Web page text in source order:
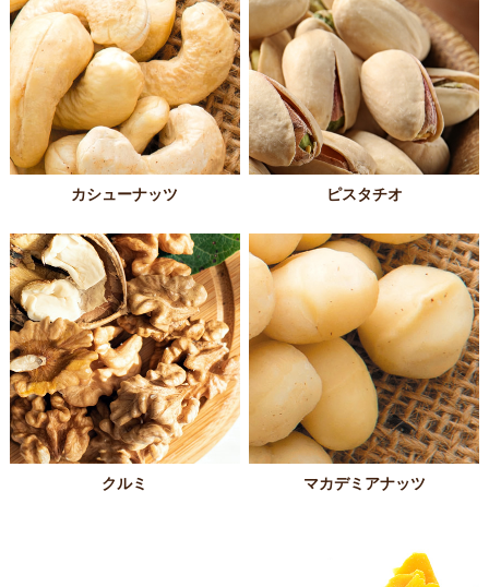
カシューナッツ ピスタチオ
クルミ マカデミアナッツ